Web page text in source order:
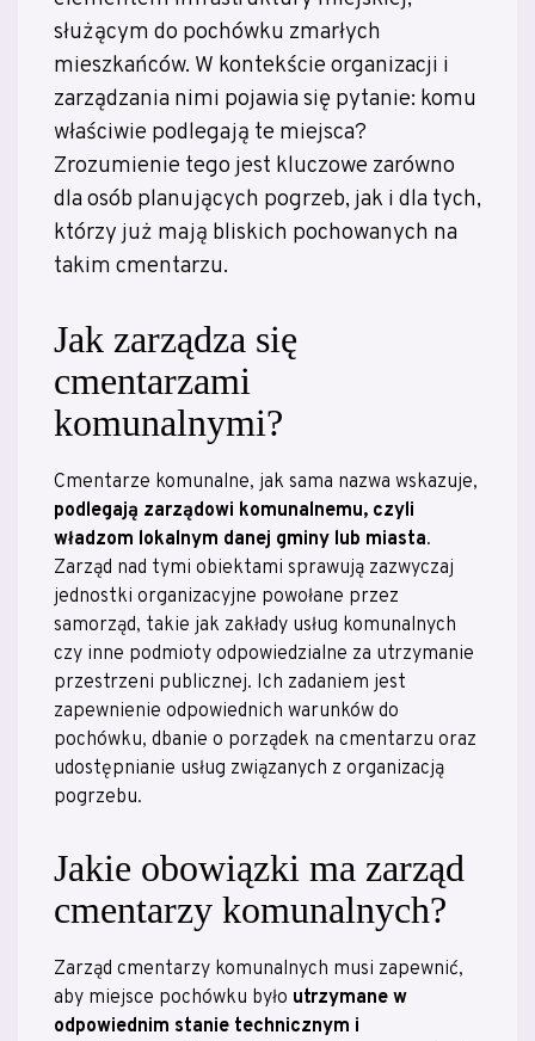
służącym do pochówku zmarłych
mieszkańców. W kontekście organizacji i
zarządzania nimi pojawia się pytanie: komu
właściwie podlegają te miejsca?
Zrozumienie tego jest kluczowe zarówno
dla osób planujących pogrzeb, jak i dla tych,
którzy już mają bliskich pochowanych na
takim cmentarzu.
Jak zarządza się
cmentarzami
komunalnymi?
Cmentarze komunalne, jak sama nazwa wskazuje,
podlegają zarządowi komunalnemu, czyli
władzom lokalnym danej gminy lub miasta.
Zarząd nad tymi obiektami sprawują zazwyczaj
jednostki organizacyjne powołane przez
samorząd, takie jak zakłady usług komunalnych
czy inne podmioty odpowiedzialne za utrzymanie
przestrzeni publicznej. Ich zadaniem jest
zapewnienie odpowiednich warunków do
pochówku, dbanie o porządek na cmentarzu oraz
udostępnianie usług związanych z organizacją
pogrzebu.
Jakie obowiązki ma zarząd
cmentarzy komunalnych?
Zarząd cmentarzy komunalnych musi zapewnić,
aby miejsce pochówku było utrzymane w
odpowiednim stanie technicznym i